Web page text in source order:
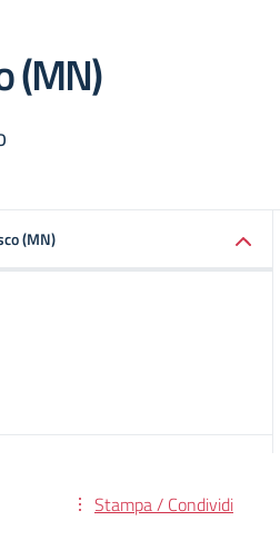
(MN)
(MN)
Stampa / Condividi